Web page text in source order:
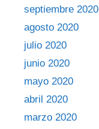
septiembre 2020
agosto 2020
julio 2020
junio 2020
mayo 2020
abril 2020
marzo 2020